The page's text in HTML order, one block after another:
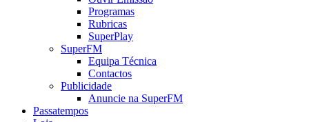
Programas
Rubricas
SuperPlay
SuperFM
Equipa Técnica
Contactos
Publicidade
Anuncie na SuperFM
Passatempos